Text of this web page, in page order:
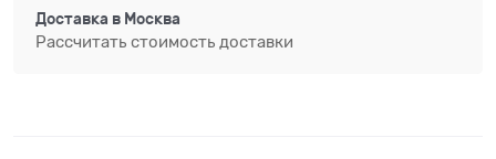
Доставка в Москва
Рассчитать стоимость доставки